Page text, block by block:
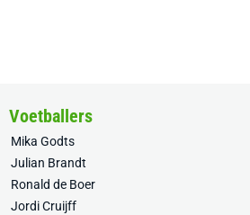
Voetballers
Mika Godts
Julian Brandt
Ronald de Boer
Jordi Cruijff